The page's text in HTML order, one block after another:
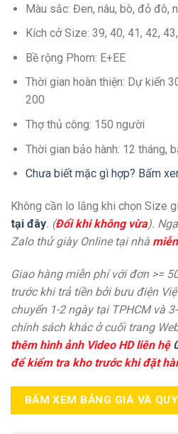
Màu sắc: Đen, nâu, bò, đỏ đô,
Kích cở Size: 39, 40, 41, 42,
Bề rộng Phom: E+EE
Thời gian hoàn thiện: Dự kiến
200
Thợ thủ công: 150 người
Thời gian bảo hành: 12 tháng,
Chưa biết mặc gì hợp? Bấm
Không cần lo lắng khi chọn Size
tại đây. (Đổi khi không vừa).
Zalo thử giày Online tại nhà
Giao hàng miễn phí với đơn >=
trước khi trả tiền bởi bưu điện
chuyển 1-2 ngày tại TPHCM và
chính sách khác ở cuối trang
thêm hình ảnh Video HD liên hệ
để kiểm tra kho trước khi đặt
BẤM XEM BẢNG GIÁ VÀ